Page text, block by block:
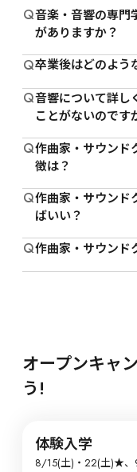
Q音楽・音響の専門
がありますか？
A音楽・音響の専門
る環境が整ってい
現場で活躍するた
ベルの機材を扱う
ロ用ソフト・ハー
で、確かなスキル
また、専門学校で
います。HAL名古
ターンシップ制度
て、夢の実現をサ
ップします。
Q卒業後はどのよう
A卒業後の進路とし
楽制作会社、映像
などが挙げられま
Q音響について詳し
ことがないのです
A未経験からでも大
キュラムは、記譜
学の基礎からスタ
最終的には、プロ
を身につけること
Q作曲家・サウンド
徴は？
A作曲家に向いてい
人です。さらに柔
常に新しいアイデ
がら困難にも立ち
大切にし、音楽へ
られる人が向いて
Q作曲家・サウンド
ばいい？
A作曲家になるため
音楽に対する情熱
ら学びながら、自
に音楽制作の経験
制作会社に応募
め、音楽理論やサ
キルも身につけま
HAL名古屋では、
Q作曲家・サウンド
A平均年収は作曲家
オープンキャ
う!
体験入学
8/15(土)・22(土)★、